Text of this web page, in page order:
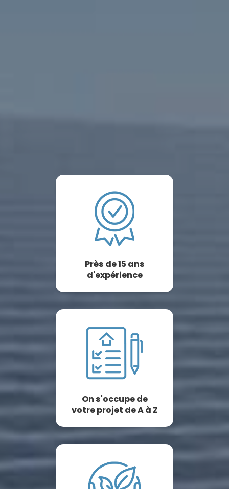
Près de 15 ans
d'expérience
On s'occupe de
votre projet de A à Z